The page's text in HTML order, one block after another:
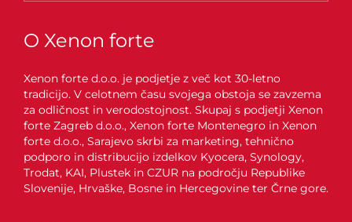
O Xenon forte
Xenon forte d.o.o. je podjetje z več kot 30-letno
tradicijo. V celotnem času svojega obstoja se zavzema
za odličnost in verodostojnost. Skupaj s podjetji Xenon
forte Zagreb d.o.o., Xenon forte Montenegro in Xenon
forte d.o.o., Sarajevo skrbi za marketing, tehnično
podporo in distribucijo izdelkov Kyocera, Synology,
Trodat, KAI, Plustek in CZUR na področju Republike
Slovenije, Hrvaške, Bosne in Hercegovine ter Črne gore.